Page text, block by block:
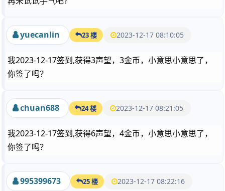
yuecanlin 23 楼 2023-12-17 08:10:05
我2023-12-17签到,获得3声望，3金币，小意思小意思了，
你签了吗？
chuan688 24 楼 2023-12-17 08:21:05
我2023-12-17签到,获得6声望，4金币，小意思小意思了，
你签了吗？
995399673 25 楼 2023-12-17 08:22:16